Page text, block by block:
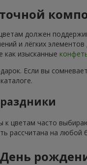
должен
и лёгких
как изысканные
Если вы
к цветам часто
рассчитана на любой